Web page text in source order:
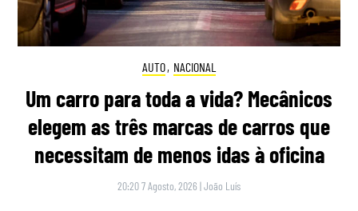
AUTO, NACIONAL
Um carro para toda a vida? Mecânicos
elegem as três marcas de carros que
necessitam de menos idas à oficina
20:20 7 Agosto, 2026 |João Luís